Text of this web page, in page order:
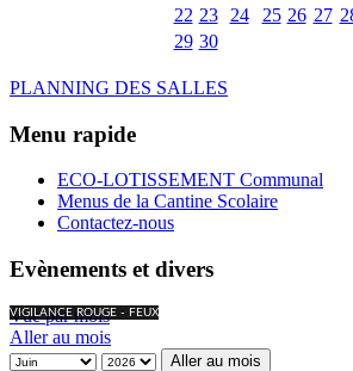
22 23 24 25 26 27
29 30
PLANNING DES SALLES
Menu rapide
ECO-LOTISSEMENT Communal
Menus de la Cantine Scolaire
Contactez-nous
Evènements et divers
VIGILANCE ROUGE - FEUX
Vue par mois
Aller au mois
Aller au mois